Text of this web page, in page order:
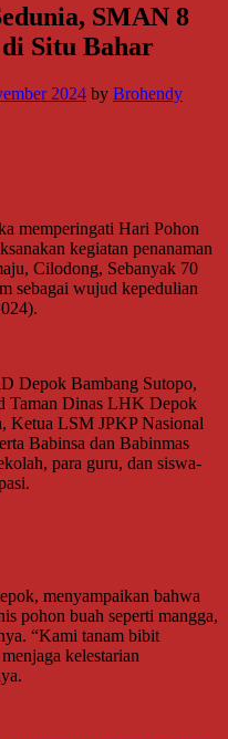
SMAN 8
Situ Bahar
2024 by Brohendy
memperingati Hari Pohon
kegiatan penanaman
Cilodong, Sebanyak 70
sebagai wujud kepedulian
Depok Bambang Sutopo,
Taman Dinas LHK Depok
Ketua LSM JPKP Nasional
Babinsa dan Babinmas
para guru, dan siswa-
menyampaikan bahwa
pohon buah seperti mangga,
“Kami tanam bibit
kelestarian